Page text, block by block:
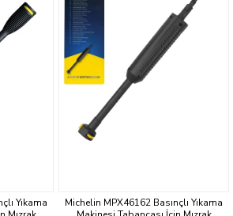
Yıkama
Michelin MPX46162 Basınçlı Yıkama